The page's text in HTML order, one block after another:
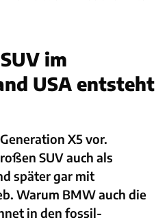
im
USA entsteht
X5 vor.
SUV auch als
später gar mit
Warum BMW auch die
in den fossil-